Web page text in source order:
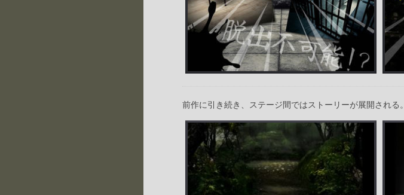
前作に引き続き、ステージ間ではストーリーが展開される。